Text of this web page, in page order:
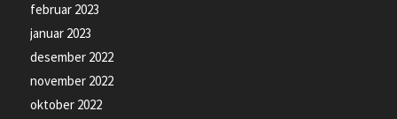
februar 2023
januar 2023
desember 2022
november 2022
oktober 2022